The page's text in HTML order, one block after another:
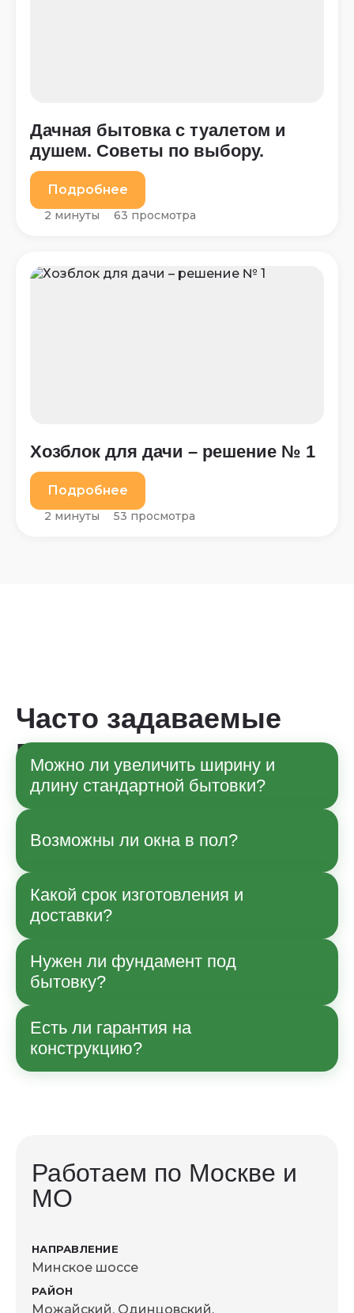
Дачная бытовка с туалетом и
душем. Советы по выбору.
Подробнее
2 минуты 63 просмотра
Хозблок для дачи – решение № 1
Подробнее
2 минуты 53 просмотра
Часто задаваемые
вопросы
Можно ли увеличить ширину и
длину стандартной бытовки?
Да, по согласованию с менеджером
возможны изменения габаритов в рамках
параметры и влияние на стоимость
уточняйте при заказе.
Возможны ли окна в пол?
Да, возможно.
Какой срок изготовления и
доставки?
Срок зависит от модели и загрузки
производства; ориентиры указаны в
Нужен ли фундамент под
бытовку?
Часто достаточно ровных опор или
легкого основания; для постоянной
Есть ли гарантия на
конструкцию?
Работаем по Москве и
МО
Минское шоссе
Можайский, Одинцовский,